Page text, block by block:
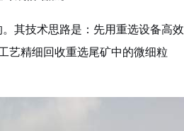
其技术思路是：先用重选设备高效
艺精细回收重选尾矿中的微细粒